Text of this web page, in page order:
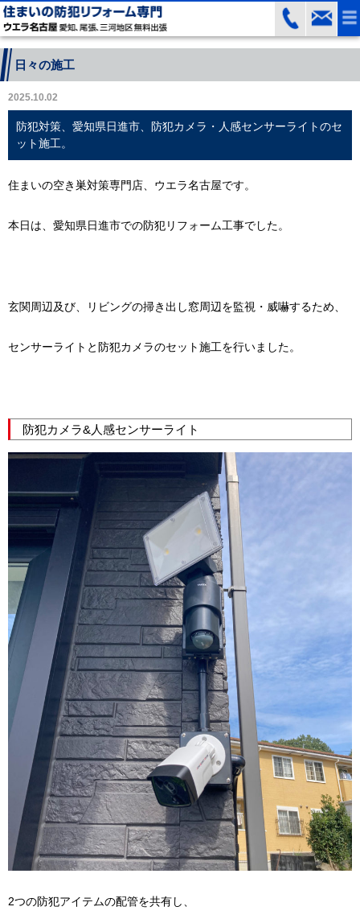
日々の施工
2025.10.02
防犯対策、愛知県日進市、防犯カメラ・人感センサーライトのセ
ット施工。
住まいの空き巣対策専門店、ウエラ名古屋です。
本日は、愛知県日進市での防犯リフォーム工事でした。
玄関周辺及び、リビングの掃き出し窓周辺を監視・威嚇するため、
センサーライトと防犯カメラのセット施工を行いました。
防犯カメラ&人感センサーライト
2つの防犯アイテムの配管を共有し、